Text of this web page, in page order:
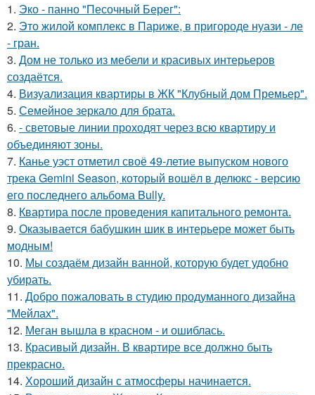
1. Эко - панно "Песочный Берег":
2. Это жилой комплекс в Париже, в пригороде нуази - ле
- гран.
3. Дом не только из мебели и красивых интерьеров
создаётся.
4. Визуализация квартиры в ЖК "Клубный дом Премьер".
5. Семейное зеркало для брата.
6. - световые линии проходят через всю квартиру и
объединяют зоны.
7. Канье уэст отметил своё 49-летие выпуском нового
трека Gemini Season, который вошёл в делюкс - версию
его последнего альбома Bully.
8. Квартира после проведения капитального ремонта.
9. Оказывается бабушкин шик в интерьере может быть
модным!
10. Мы создаём дизайн ванной, которую будет удобно
убирать.
11. Добро пожаловать в студию продуманного дизайна
"Мейлах".
12. Меган вышла в красном - и ошиблась.
13. Красивый дизайн. В квартире все должно быть
прекрасно.
14. Хороший дизайн с атмосферы начинается.